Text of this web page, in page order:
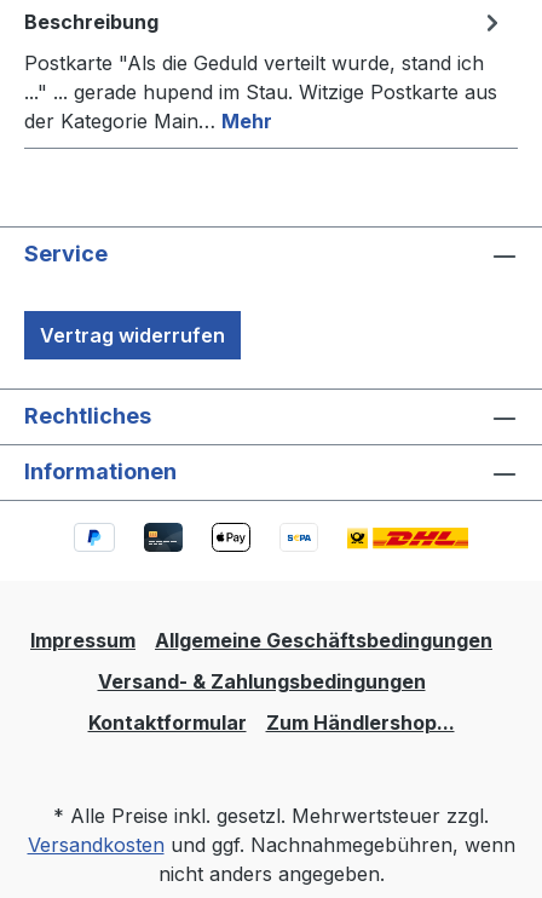
Beschreibung
Postkarte "Als die Geduld verteilt wurde, stand ich
..." ... gerade hupend im Stau. Witzige Postkarte aus
der Kategorie Main… Mehr
Service
Vertrag widerrufen
Rechtliches
Informationen
Impressum
Allgemeine Geschäftsbedingungen
Versand- & Zahlungsbedingungen
Kontaktformular
Zum Händlershop...
* Alle Preise inkl. gesetzl. Mehrwertsteuer zzgl.
Versandkostenund ggf. Nachnahmegebühren, wenn
nicht anders angegeben.